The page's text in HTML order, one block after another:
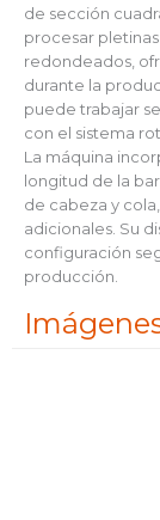
de sección
procesar
redondeados,
durante la
puede trabajar
con el sistema
La máquina
longitud de la
de cabeza y
adicionales. Su
configuración
producción.